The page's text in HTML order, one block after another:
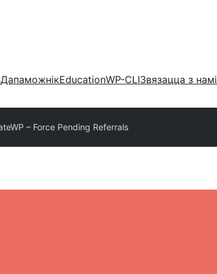
ДапаможнікEducationWP-CLIЗвязацца з намі
– Force Pending Referrals